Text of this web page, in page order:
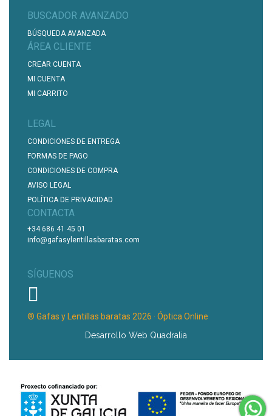
BUSCADOR AVANZADO
BÚSQUEDA AVANZADA
ÁREA CLIENTE
CREAR CUENTA
MI CUENTA
MI CARRITO
LEGAL
CONDICIONES DE ENTREGA
FORMAS DE PAGO
CONDICIONES DE COMPRA
AVISO LEGAL
POLÍTICA DE PRIVACIDAD
CONTACTA
+34 686 41 45 01
info@gafasylentillasbaratas.com
SÍGUENOS
® Gafas y Lentillas baratas 2026 · Óptica Online
Desarrollo Web Quadralia